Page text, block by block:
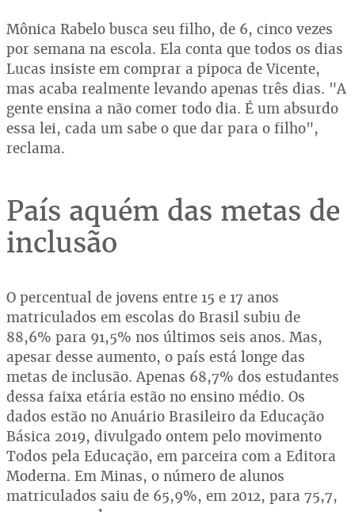
Mônica Rabelo busca seu filho, de 6, cinco vezes
por semana na escola. Ela conta que todos os dias
Lucas insiste em comprar a pipoca de Vicente,
mas acaba realmente levando apenas três dias. "A
gente ensina a não comer todo dia. É um absurdo
essa lei, cada um sabe o que dar para o filho",
reclama.
País aquém das metas de
inclusão
O percentual de jovens entre 15 e 17 anos
matriculados em escolas do Brasil subiu de
88,6% para 91,5% nos últimos seis anos. Mas,
apesar desse aumento, o país está longe das
metas de inclusão. Apenas 68,7% dos estudantes
dessa faixa etária estão no ensino médio. Os
dados estão no Anuário Brasileiro da Educação
Básica 2019, divulgado ontem pelo movimento
Todos pela Educação, em parceira com a Editora
Moderna. Em Minas, o número de alunos
matriculados saiu de 65,9%, em 2012, para 75,7,